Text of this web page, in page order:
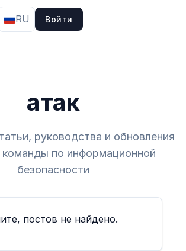
RU Войти
атак
руководства и обновления
по информационной
безопасности
постов не найдено.